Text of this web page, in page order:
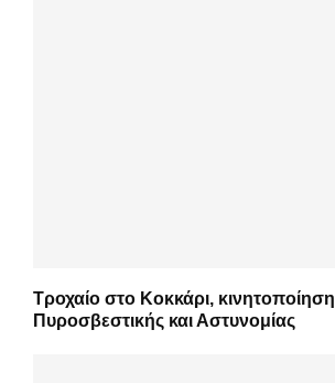
Τροχαίο στο Κοκκάρι, κινητοποίηση
Πυροσβεστικής και Αστυνομίας